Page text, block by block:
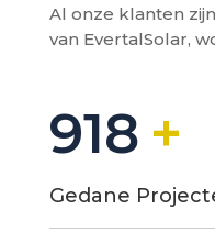
Al onze klanten
van EvertalSolar,
918
Gedane